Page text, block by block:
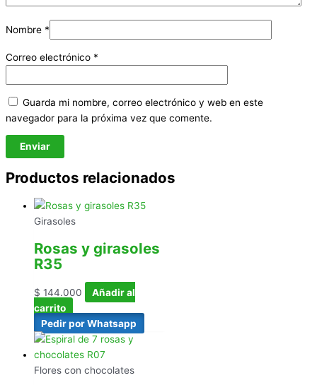
Nombre *
Correo electrónico *
Guarda mi nombre, correo electrónico y web en este
navegador para la próxima vez que comente.
Productos relacionados
Girasoles
Rosas y girasoles
R35
$ 144.000
Añadir al
carrito
Pedir por Whatsapp
Flores con chocolates